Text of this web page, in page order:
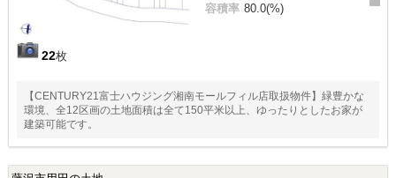
22枚
容積率 80.0(%)
【CENTURY21富士ハウジング湘南モールフィル店取扱物件】緑豊かな
環境、全12区画の土地面積は全て150平米以上、ゆったりとしたお家が
建築可能です。